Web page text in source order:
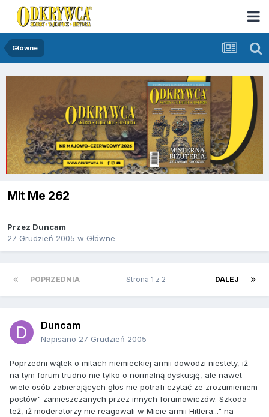
Główne
Mit Me 262
Przez Duncam
27 Grudzień 2005 w Główne
POPRZEDNIA DALEJ
Strona 1 z 2
Duncam
Napisano 27 Grudzień 2005
Poprzedni wątek o mitach niemieckiej armii dowodzi niestety, iż
na tym forum trudno nie tylko o normalną dyskusję, ale nawet
wiele osób zabierających głos nie potrafi czytać ze zrozumieniem
postów" zamieszczanych przez innych forumowiczów. Szkoda
też, iż moderatorzy nie reagowali w Micie armii Hitlera..." na